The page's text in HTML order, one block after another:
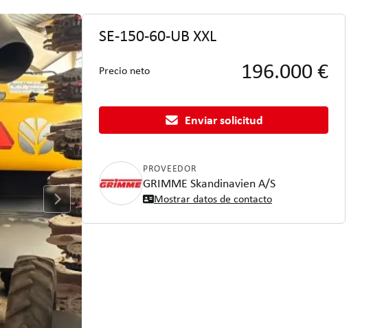
SE-150-60-UB XXL
Precio neto 196.000 €
Enviar solicitud
PROVEEDOR
GRIMME Skandinavien A/S
Mostrar datos de contacto